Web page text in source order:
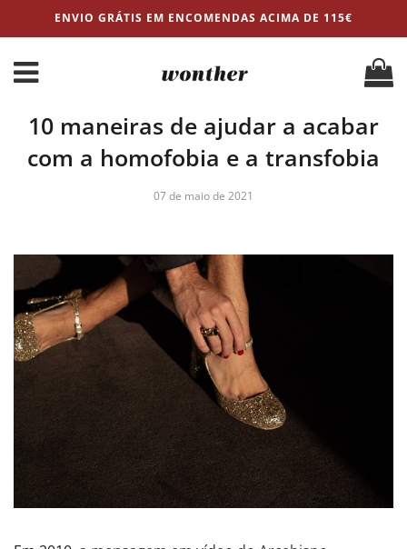
ENVIO GRÁTIS EM ENCOMENDAS ACIMA DE 115€
10 maneiras de ajudar a acabar
com a homofobia e a transfobia
07 de maio de 2021